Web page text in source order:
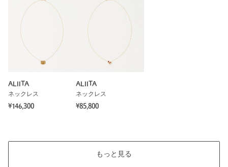
ALIITA
ネックレス
¥146,300
ALIITA
ネックレス
¥85,800
もっと見る